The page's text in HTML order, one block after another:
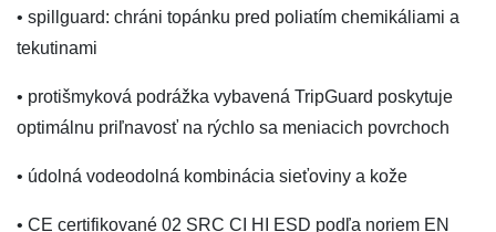
• spillguard: chráni topánku pred poliatím chemikáliami a
tekutinami
• protišmyková podrážka vybavená TripGuard poskytuje
optimálnu priľnavosť na rýchlo sa meniacich povrchoch
• údolná vodeodolná kombinácia sieťoviny a kože
• CE certifikované 02 SRC CI HI ESD podľa noriem EN